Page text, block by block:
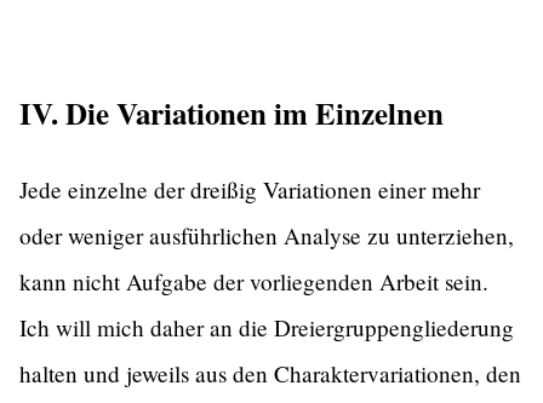
IV. Die Variationen im Einzelnen
Jede einzelne der dreißig Variationen einer mehr
oder weniger ausführlichen Analyse zu unterziehen,
kann nicht Aufgabe der vorliegenden Arbeit sein.
Ich will mich daher an die Dreiergruppengliederung
halten und jeweils aus den Charaktervariationen, den